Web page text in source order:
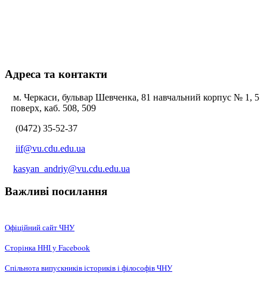
Адреса та контакти
м. Черкаси, бульвар Шевченка, 81 навчальний корпус № 1, 5
поверх, каб. 508, 509
(0472) 35-52-37
iif@vu.cdu.edu.ua
kasyan_andriy@vu.cdu.edu.ua
Важливі посилання
Офіційний сайт ЧНУ
Сторінка ННІ у Facebook
Спільнота випускників істориків і філософів ЧНУ